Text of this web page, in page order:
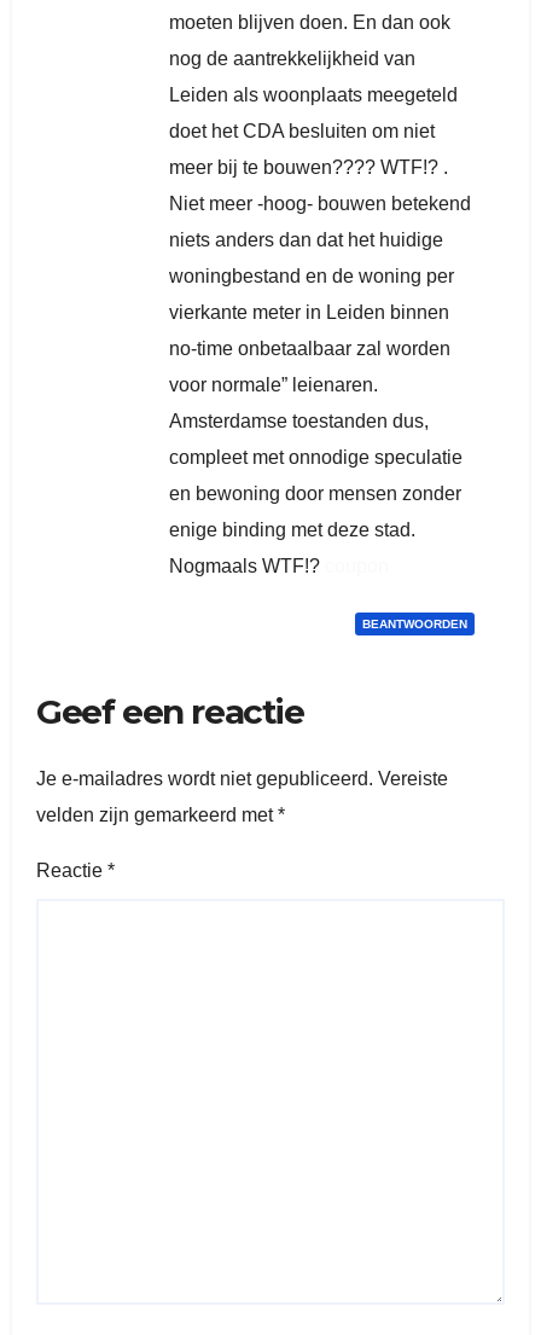
moeten blijven doen. En dan ook
nog de aantrekkelijkheid van
Leiden als woonplaats meegeteld
doet het CDA besluiten om niet
meer bij te bouwen???? WTF!? .
Niet meer -hoog- bouwen betekend
niets anders dan dat het huidige
woningbestand en de woning per
vierkante meter in Leiden binnen
no-time onbetaalbaar zal worden
voor normale” leienaren.
Amsterdamse toestanden dus,
compleet met onnodige speculatie
en bewoning door mensen zonder
enige binding met deze stad.
Nogmaals WTF!?
BEANTWOORDEN
Geef een reactie
Je e-mailadres wordt niet gepubliceerd. Vereiste
velden zijn gemarkeerd met*
Reactie *